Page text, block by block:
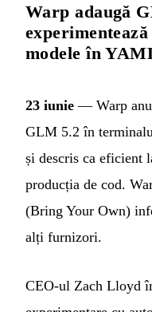
Warp adaugă
modele în
23 iunie — Warp
GLM 5.2 în
și descris ca eficient
producția de cod.
(Bring Your Own)
alți furnizori.
CEO-ul Zach Lloyd